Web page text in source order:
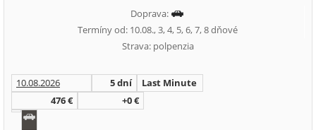
Doprava:
Termíny od: 10.08., 3, 4, 5, 6, 7, 8 dňové
Strava: polpenzia
10.08.2026 5 dní
Last Minute
476 €
+0 €